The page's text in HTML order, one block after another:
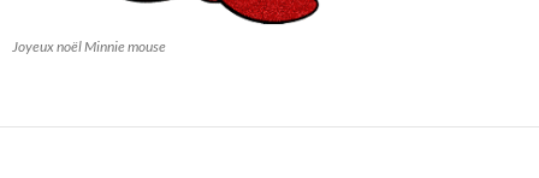
Joyeux noël Minnie mouse